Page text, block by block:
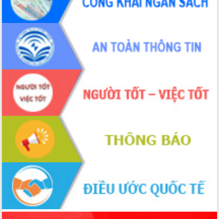
phá cơ chế - Hợp tác công tư
Đề án 06 tạo bước ngoặt đột phá trong
cải cách hành chính tỉnh Đắk Lắk
Kết nối tour, đẩy mạnh chuyển đổi số
để phát triển du lịch Đắk Lắk
Khởi động Dự án Đầu tư xây dựng hạ
tầng kỹ thuật Cụm công nghiệp Tân
Tiến
Gặp mặt các cơ quan báo chí nhân Kỷ
niệm 101 năm Ngày Báo chí Cách
mạng Việt Nam
Đắk Lắk sơ kết 4 năm triển khai thực
hiện Đề án 06 của Chính phủ
Họp báo thông tin về Hội nghị Công bố
Quy hoạch và Xúc tiến đầu tư tỉnh Đắk
Khơi thông điểm nghẽn, đẩy nhanh
giải ngân vốn khắc phục thiên tai
HĐND tỉnh thông qua điều chỉnh Quy
hoạch tỉnh thời kỳ 2021-2030